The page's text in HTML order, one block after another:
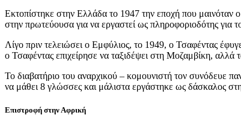
Εκτοπίστηκε στην Ελλάδα το 1947 την εποχή που μαινόταν
στην πρωτεύουσα για να εργαστεί ως πληροφοριοδότης για
Λίγο πριν τελειώσει ο Εμφύλιος, το 1949, ο Τσαφέντας
ο Τσαφέντας επιχείρησε να ταξιδέψει στη Μοζαμβίκη,
Το διαβατήριο του αναρχικού – κομουνιστή τον συνόδευε
να μάθει 8 γλώσσες και μάλιστα εργάστηκε ως δάσκαλος
Επιστροφή στην Αφρική